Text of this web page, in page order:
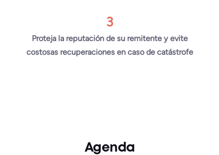
3
Proteja la reputación de su remitente y evite
costosas recuperaciones en caso de catástrofe
Agenda